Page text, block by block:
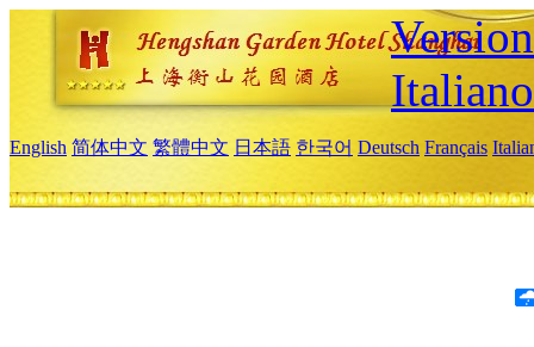
Italiano
English 简体中文 繁體中文 日本語 한국어 Deutsch Français